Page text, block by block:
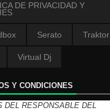
DE PRIVACIDAD Y
Serato Traktor
Virtual Dj
Y CONDICIONES
DEL RESPONSABLE DEL